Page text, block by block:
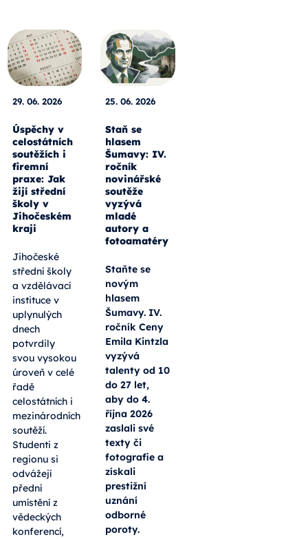
29. 06. 2026
Úspěchy v
celostátních
soutěžích i
firemní
praxe: Jak
žijí střední
školy v
Jihočeském
kraji
Jihočeské
střední školy
a vzdělávací
instituce v
uplynulých
dnech
potvrdily
svou vysokou
úroveň v celé
řadě
celostátních i
mezinárodních
soutěží.
Studenti z
regionu si
odvážejí
přední
umístění z
vědeckých
konferencí,
25. 06. 2026
Staň se
hlasem
Šumavy: IV.
ročník
novinářské
soutěže
vyzývá
mladé
autory a
fotoamatéry
Staňte se
novým
hlasem
Šumavy. IV.
ročník Ceny
Emila Kintzla
vyzývá
talenty od 10
do 27 let,
aby do 4.
října 2026
zaslali své
texty či
fotografie a
získali
prestižní
uznání
odborné
poroty.